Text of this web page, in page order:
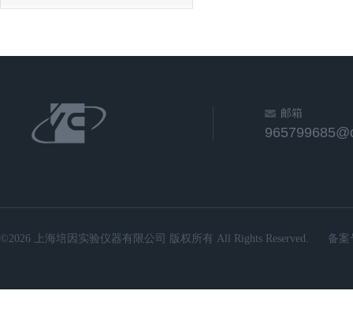
邮箱
©2026 上海培因实验仪器有限公司 版权所有 All Rights Reserved. 备案